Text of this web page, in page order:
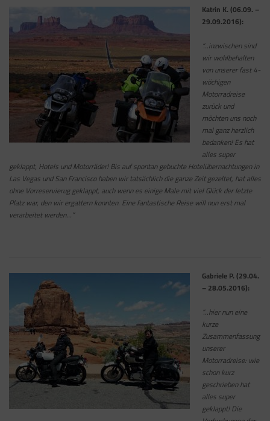
Katrin K. (06.09. –
29.09.2016):
“…inzwischen sind
wir wohlbehalten
von unserer fast 4-
wöchigen
Motorradreise
zurück und
möchten uns noch
mal ganz herzlich
bedanken! Es hat
alles super
geklappt, Hotels und Motorräder! Bis auf spontan gebuchte Hotelübernachtungen in
Las Vegas und San Francisco haben wir tatsächlich die ganze Zeit gezeltet, hat alles
ohne Vorreservierug geklappt, auch wenn es einige Male mit viel Glück der letzte
Platz war, den wir ergattern konnten. Eine fantastische Reise will nun erst mal
verarbeitet werden…”
Gabriele P. (29.04.
– 28.05.2016):
“…hier nun eine
kurze
Zusammenfassung
unserer
Motorradreise: wie
schon kurz
geschrieben hat
alles super
geklappt! Die